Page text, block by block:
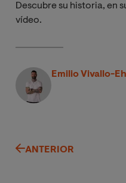
Descubre su historia, en
vídeo.
Emilio Vivallo-
ANTERIOR